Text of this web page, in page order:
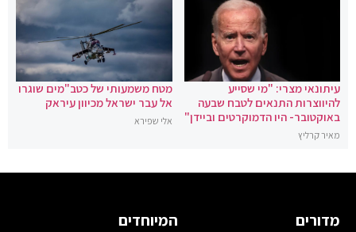
עיתונאי מצרי: "מי שסייע
להיווצרות התנאים לטבח שבעה
באוקטובר- היו הדמוקרטים וביידן"
מאיר קרליץ
מטח משמעותי של כטב"מים שוגרו
אל עבר ישראל מכיוון עיראק
אלי שפירא
מדורים המיוחדים